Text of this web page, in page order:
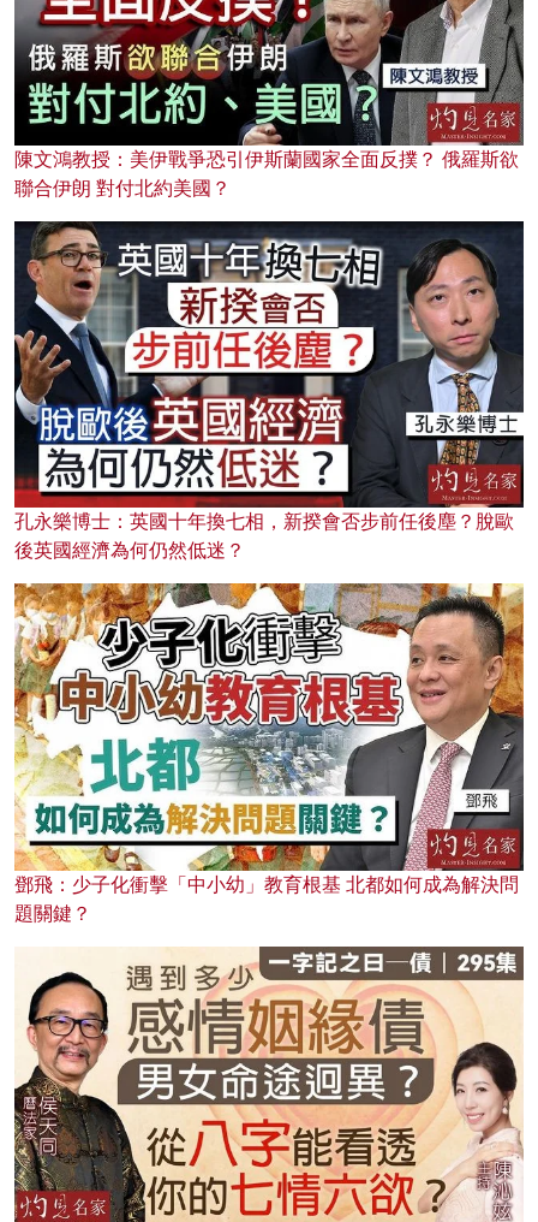
陳文鴻教授：美伊戰爭恐引伊斯蘭國家全面反撲？ 俄羅斯欲
聯合伊朗 對付北約美國？
孔永樂博士：英國十年換七相，新揆會否步前任後塵？脫歐
後英國經濟為何仍然低迷？
鄧飛：少子化衝擊「中小幼」教育根基 北都如何成為解決問
題關鍵？